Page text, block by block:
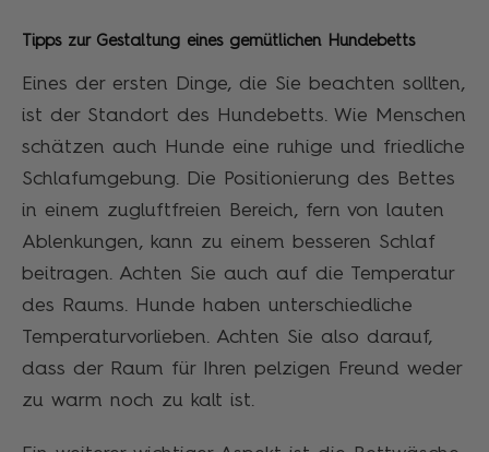
Tipps zur Gestaltung eines gemütlichen Hundebetts
Eines der ersten Dinge, die Sie beachten sollten,
ist der Standort des Hundebetts. Wie Menschen
schätzen auch Hunde eine ruhige und friedliche
Schlafumgebung. Die Positionierung des Bettes
in einem zugluftfreien Bereich, fern von lauten
Ablenkungen, kann zu einem besseren Schlaf
beitragen. Achten Sie auch auf die Temperatur
des Raums. Hunde haben unterschiedliche
Temperaturvorlieben. Achten Sie also darauf,
dass der Raum für Ihren pelzigen Freund weder
zu warm noch zu kalt ist.